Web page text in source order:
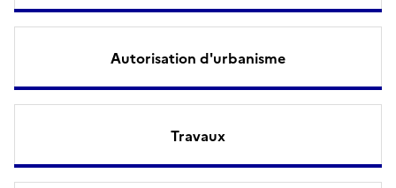
Autorisation d'urbanisme
Travaux